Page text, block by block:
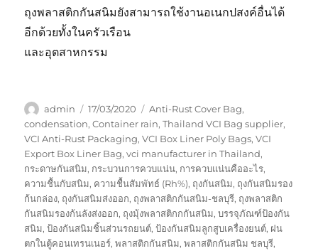
ถุงพลาสติกกันสนิมยังสามารถใช้งานอเนกปสงค์อื่นได้
อีกด้วยทั้งในครัวเรือน
และอุตสาหกรรม
Author
admin
Posted
on
17/03/2020 Tags
Anti-Rust Cover Bag,
condensation,Container rain,Thailand VCI Bag supplier,
VCI Anti-Rust Packaging,VCI Box Liner Poly Bags,VCI
Export Box Liner Bag,vci manufacturer in Thailand,
กระดาษกันสนิม, กระบวนการควบแน่น, การควบแน่นคืออะไร,
ความชื้นกับสนิม, ความชื้นสัมพัทธ์ (Rh%), ถุงกันสนิม, ถุงกันสนิมรอง
ก้นกล่อง, ถุงกันสนิมส่งออก, ถุงพลาสติกกันสนิม-ชลบุรี, ถุงพลาสติก
กันสนิมรองก้นลังส่งออก, ถุงมุ้งพลาสติกกกันสนิม,บรรจุภัณฑ์ป้องกัน
สนิม,ป้องกันสนิมชิ้นส่วนรถยนต์,ป้องกันสนิมลูกสูบเครื่องยนต์, ฝน
ตกในตู้คอนเทรนเนอร์,พลาสติกกันสนิม,พลาสติกกันสนิม ชลบุรี,